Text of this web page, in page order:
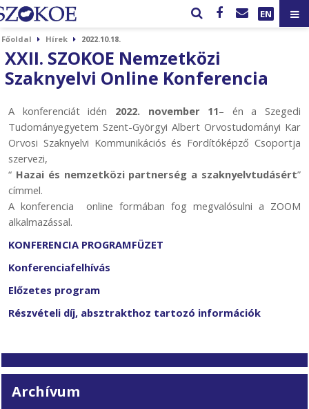
EN
Főoldal Hírek 2022.10.18.
XXII. SZOKOE Nemzetközi
Szaknyelvi Online Konferencia
A konferenciát idén 2022. november 11– én a Szegedi
Tudományegyetem Szent-Györgyi Albert Orvostudományi Kar
Orvosi Szaknyelvi Kommunikációs és Fordítóképző Csoportja
szervezi,
“ Hazai és nemzetközi partnerség a szaknyelvtudásért”
címmel.
A konferencia online formában fog megvalósulni a ZOOM
alkalmazással.
KONFERENCIA PROGRAMFÜZET
Konferenciafelhívás
Előzetes program
Részvételi díj, absztrakthoz tartozó információk
Archívum